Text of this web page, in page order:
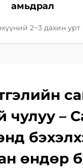
амьдрал
2~3 дахин урт
чулуу –
өндөр